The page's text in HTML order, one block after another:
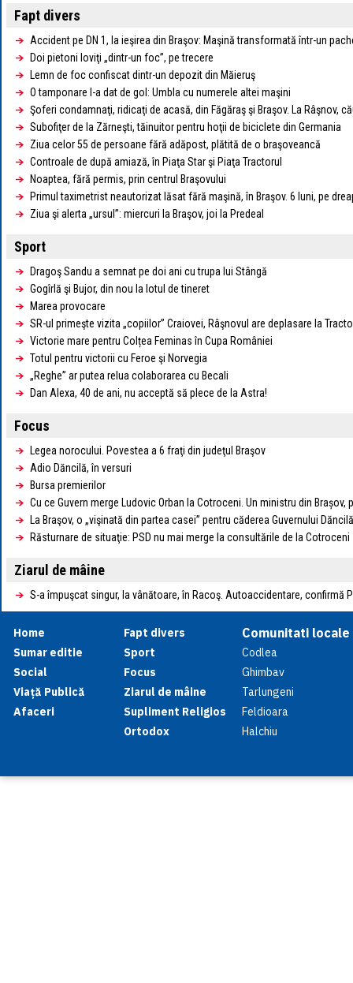
Fapt divers
Accident pe DN 1, la ieşirea din Braşov: Maşină transformată într-un
Doi pietoni loviţi „dintr-un foc”, pe trecere
Lemn de foc confiscat dintr-un depozit din Măieruş
O tamponare l-a dat de gol: Umbla cu numerele altei maşini
Şoferi condamnaţi, ridicaţi de acasă, din Făgăraş şi Braşov. La Râşnov,
Subofiţer de la Zărneşti, tăinuitor pentru hoţii de biciclete din Germania
Ziua celor 55 de persoane fără adăpost, plătită de o braşoveancă
Controale de după amiază, în Piaţa Star şi Piaţa Tractorul
Noaptea, fără permis, prin centrul Braşovului
Primul taximetrist neautorizat lăsat fără maşină, în Braşov. 6 luni, pe
Ziua şi alerta „ursul”: miercuri la Braşov, joi la Predeal
Sport
Dragoş Sandu a semnat pe doi ani cu trupa lui Stângă
Gogîrlă şi Bujor, din nou la lotul de tineret
Marea provocare
SR-ul primeşte vizita „copiilor” Craiovei, Râşnovul are deplasare la
Victorie mare pentru Colțea Feminas în Cupa României
Totul pentru victorii cu Feroe şi Norvegia
„Reghe” ar putea relua colaborarea cu Becali
Dan Alexa, 40 de ani, nu acceptă să plece de la Astra!
Focus
Legea norocului. Povestea a 6 fraţi din judeţul Braşov
Adio Dăncilă, în versuri
Bursa premierilor
Cu ce Guvern merge Ludovic Orban la Cotroceni. Un ministru din Brașov,
La Braşov, o „vişinată din partea casei” pentru căderea Guvernului Dăncilă
Răsturnare de situaţie: PSD nu mai merge la consultările de la Cotroceni
Ziarul de mâine
S-a împuşcat singur, la vânătoare, în Racoş. Autoaccidentare, confirmă
Home
Sumar editie
Social
Viață Publică
Afaceri
Fapt divers
Sport
Focus
Ziarul de mâine
Supliment Religios
Ortodox
Comunitati locale
Codlea
Ghimbav
Tarlungeni
Feldioara
Halchiu